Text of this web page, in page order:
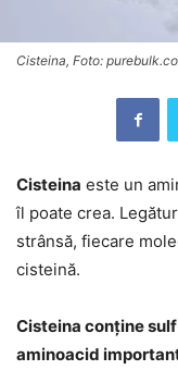
Cisteina, Foto:
Cisteina este un
îl poate crea.
strânsă, fiecare
cisteină.
Cisteina conține
aminoacid